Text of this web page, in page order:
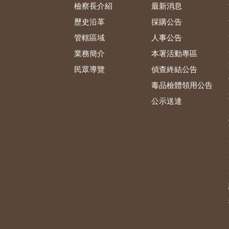
檢察長介紹
歷史沿革
管轄區域
業務簡介
民眾導覽
最新消息
採購公告
人事公告
本署活動專區
偵查終結公告
毒品檢體領用公告
公示送達